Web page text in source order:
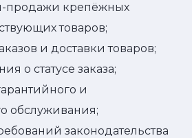
продажи крепёжных
товаров;
и доставки товаров;
о статусе заказа;
и
обслуживания;
законодательства